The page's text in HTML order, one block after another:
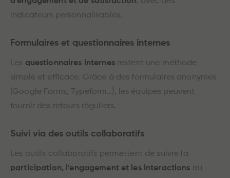
indicateurs personnalisables.
Formulaires et questionnaires internes
Les questionnaires internesrestent une méthode
simple et efficace. Grâce à des formulaires anonymes
(Google Forms, Typeform…), les équipes peuvent
fournir des retours réguliers.
Suivi via des outils collaboratifs
Les outils collaboratifs permettent de suivre la
participation, l'engagement et les interactions au